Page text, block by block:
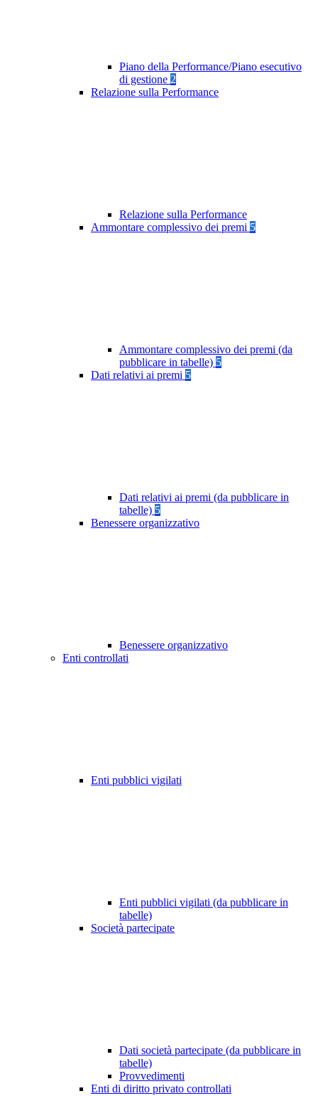
Piano della Performance/Piano esecutivo
di gestione 2
Relazione sulla Performance
Relazione sulla Performance
Ammontare complessivo dei premi 5
Ammontare complessivo dei premi (da
pubblicare in tabelle) 5
Dati relativi ai premi 5
Dati relativi ai premi (da pubblicare in
tabelle) 5
Benessere organizzativo
Benessere organizzativo
Enti controllati
Enti pubblici vigilati
Enti pubblici vigilati (da pubblicare in
tabelle)
Società partecipate
Dati società partecipate (da pubblicare in
tabelle)
Provvedimenti
Enti di diritto privato controllati